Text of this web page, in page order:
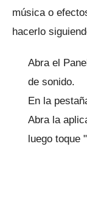
música o
hacerlo
Abra el
de sonido.
En la
Abra la
luego toque